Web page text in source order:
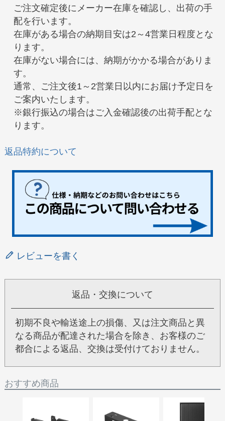
ご注文確定後にメーカー在庫を確認し、出荷の手
配を行います。
在庫がある場合の納期目安は2～4営業日程度とな
ります。
在庫がない場合には、納期がかかる場合がありま
す。
通常、ご注文後1～2営業日以内にお届け予定日を
ご案内いたします。
※銀行振込の場合はご入金確認後の出荷手配とな
ります。
返品特約について
レビューを書く
返品・交換について
初期不良や輸送途上の損傷、又は注文商品と異
なる商品が配達された場合を除き、お客様のご
都合による返品、交換は受付けておりません。
おすすめ商品